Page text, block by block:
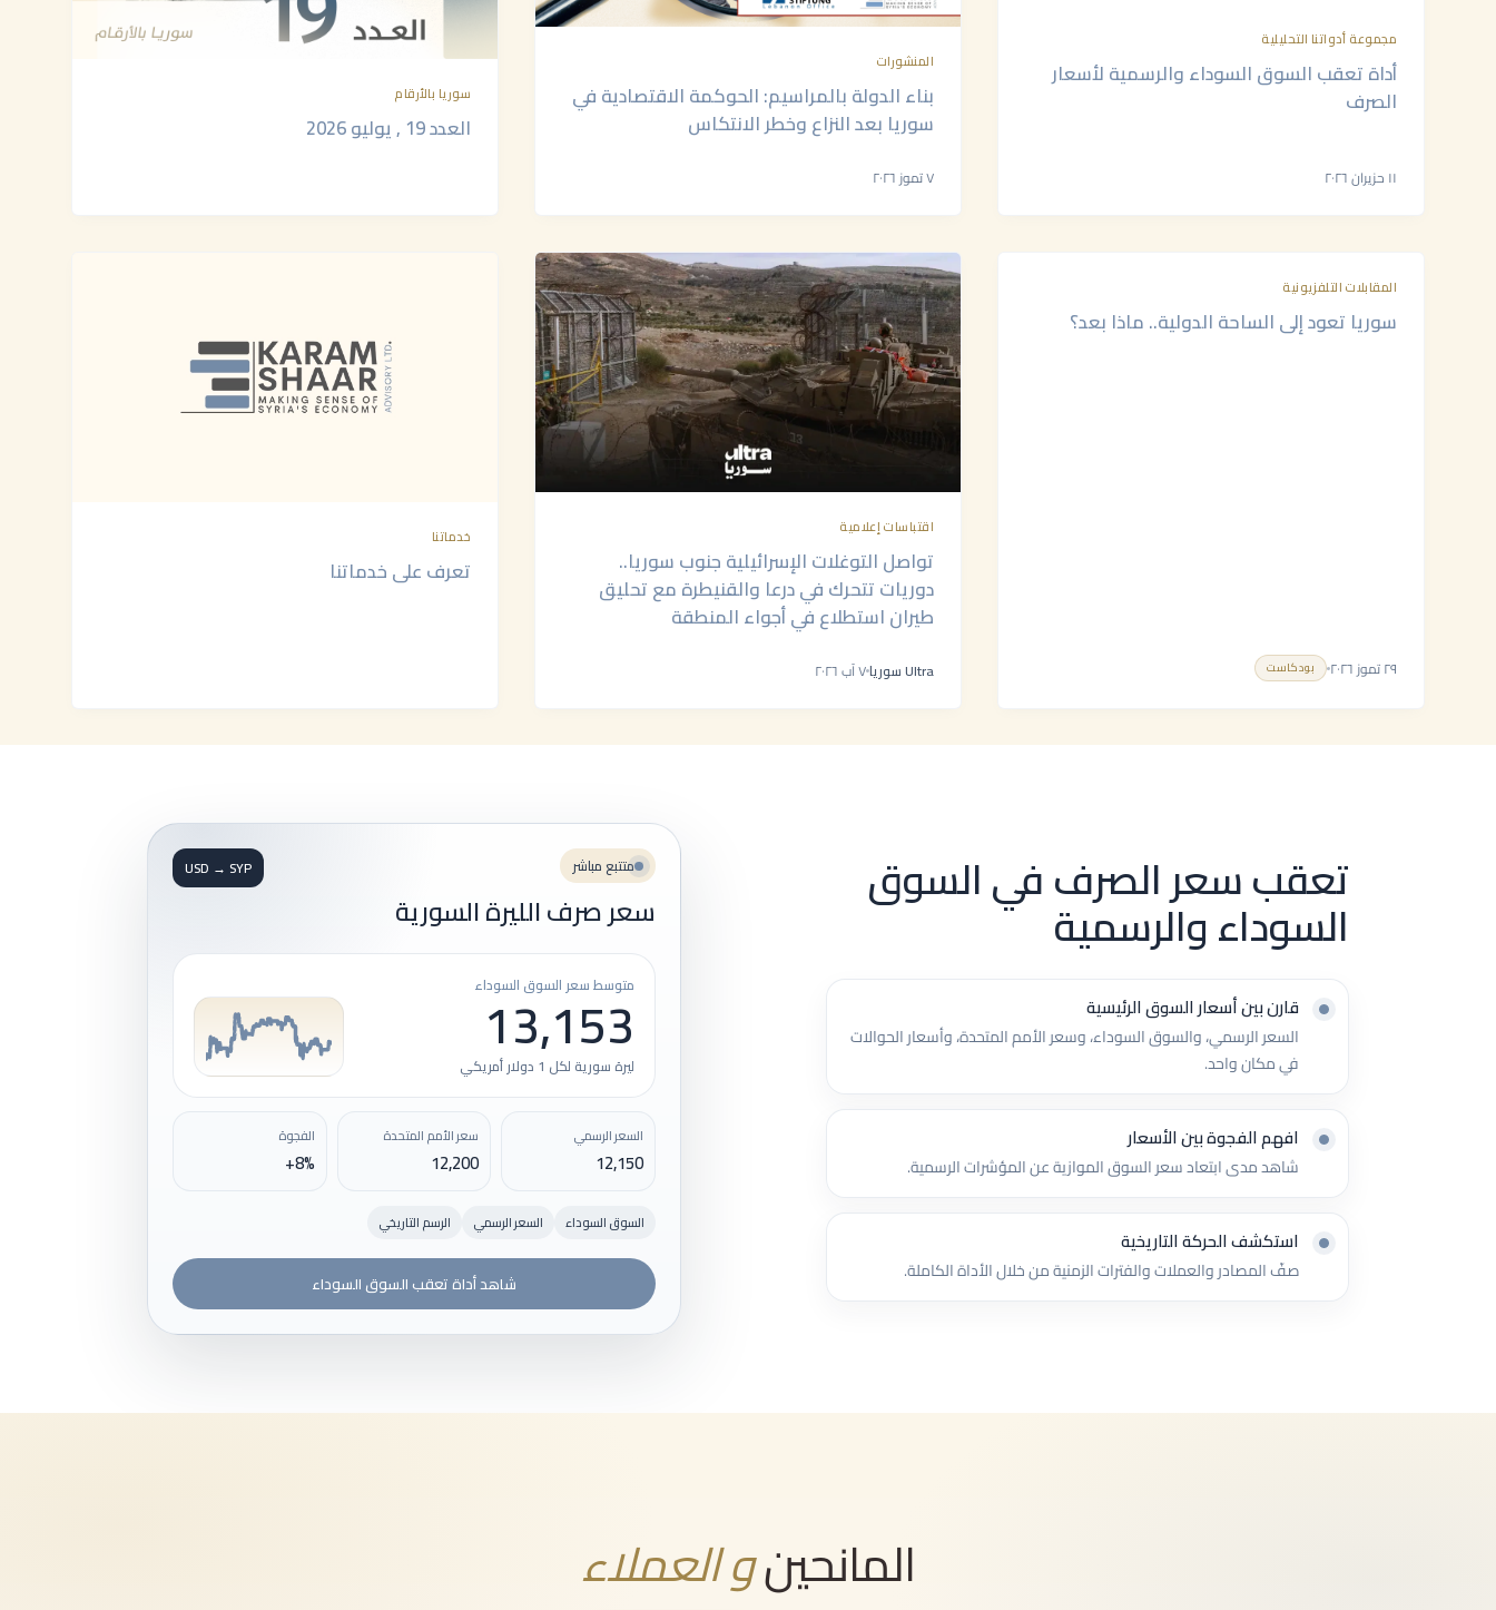
مجموعة أدواتنا التحليلية
أداة تعقب السوق السوداء والرسمية لأسعار
الصرف
١١ حزيران ٢٠٢٦
المنشورات
بناء الدولة بالمراسيم: الحوكمة الاقتصادية في
سوريا بعد النزاع وخطر الانتكاس
٧ تموز ٢٠٢٦
سوريا بالأرقام
العدد 19 , يوليو 2026
المقابلات التلفزيونية
سوريا تعود إلى الساحة الدولية.. ماذا بعد؟
٢٩ تموز ٢٠٢٦ بودكاست
اقتباسات إعلامية
تواصل التوغلات الإسرائيلية جنوب سوريا..
دوريات تتحرك في درعا والقنيطرة مع تحليق
طيران استطلاع في أجواء المنطقة
Ultra سوريا ٧ آب ٢٠٢٦
خدماتنا
تعرف على خدماتنا
تعقب سعر الصرف في السوق
السوداء والرسمية
قارن بين أسعار السوق الرئيسية
السعر الرسمي، والسوق السوداء، وسعر الأمم المتحدة، وأسعار الحوالات
في مكان واحد.
افهم الفجوة بين الأسعار
شاهد مدى ابتعاد سعر السوق الموازية عن المؤشرات الرسمية.
استكشف الحركة التاريخية
صفّ المصادر والعملات والفترات الزمنية من خلال الأداة الكاملة.
متتبع مباشر
سعر صرف الليرة السورية
USD → SYP
متوسط سعر السوق السوداء
13,153
ليرة سورية لكل 1 دولار أمريكي
السعر الرسمي
12,150
سعر الأمم المتحدة
12,200
الفجوة
+8%
السوق السوداء السعر الرسمي الرسم التاريخي
شاهد أداة تعقب السوق السوداء
المانحينو العملاء